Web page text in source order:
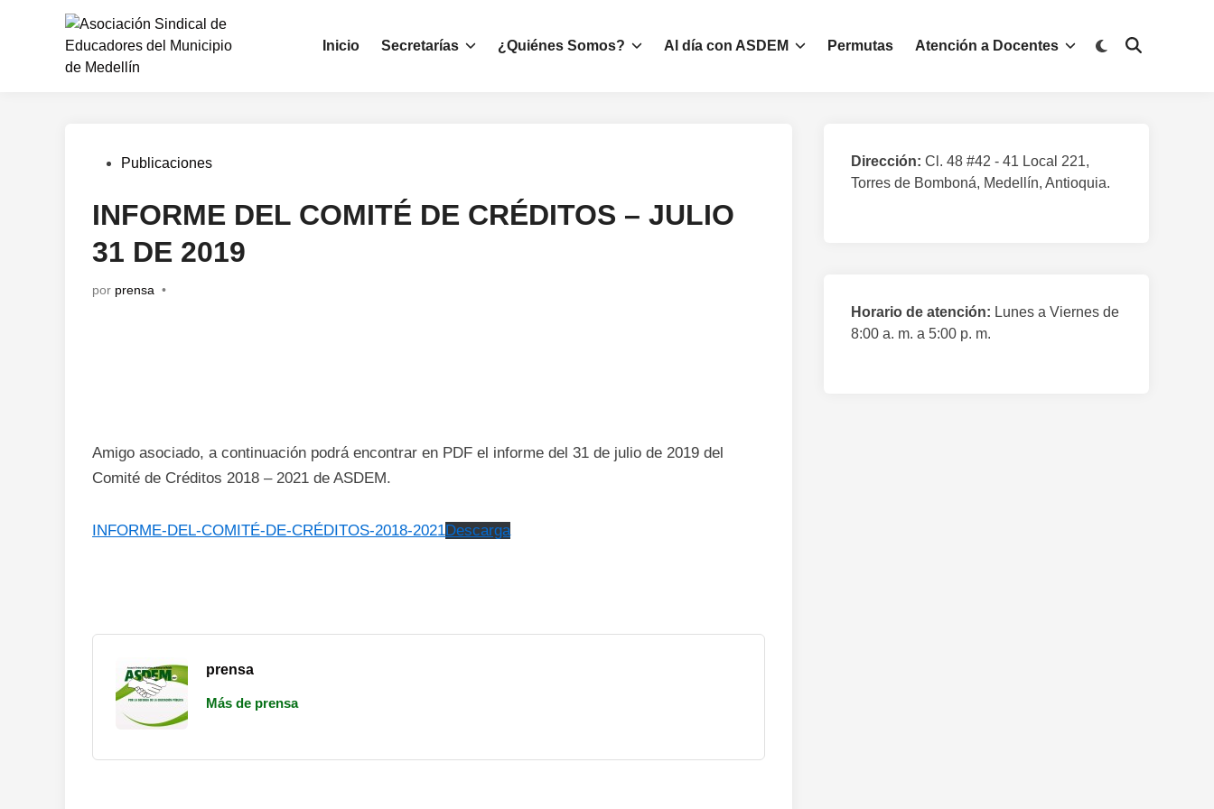
Inicio Secretarías ¿Quiénes Somos? Al día con ASDEM Permutas Atención a Docentes
Cambiar
Abrir
Publicado
Publicaciones
INFORME DEL COMITÉ DE CRÉDITOS – JULIO
31 DE 2019
por prensa •
Amigo asociado, a continuación podrá encontrar en PDF el informe del 31 de julio de 2019 del
Comité de Créditos 2018 – 2021 de ASDEM.
INFORME-DEL-COMITÉ-DE-CRÉDITOS-2018-2021Descarga
prensa
Más de prensa
Dirección: Cl. 48 #42 - 41 Local 221,
Torres de Bomboná, Medellín, Antioquia.
Horario de atención: Lunes a Viernes de
8:00 a. m. a 5:00 p. m.